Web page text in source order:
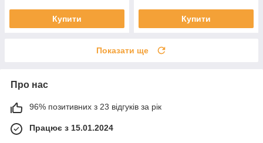
Купити Купити
Показати ще
Про нас
96% позитивних з 23 відгуків за рік
Працює з 15.01.2024